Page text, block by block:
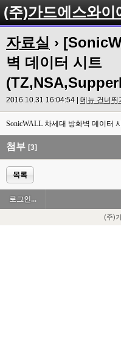
(주)가드에스와이
자료실 ›
벽 데이터 시트
2016.10.31 16:04:54 | 메뉴 건너뛰
SonicWALL 차세대 방화벽 데이터
첨부 [3]
목록
로그인...
(주)